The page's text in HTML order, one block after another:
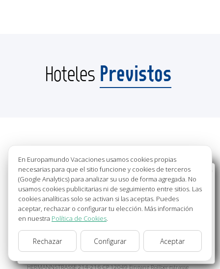
Hoteles Previstos
Hoteles Previstos
ABACUS TIERPARK****
Т.: 3051620
email: info@abacus-hotel.de
FRANZ METT STR 3-9
10319 BERLÍN
Т.: 30627800
HERMANNSTRASSE 214-216 CP 12049 Eingang Rollbergstrasse
Bienvenido a Europamundo Vacaciones, está usted
en el sitio internacional de:
Wellcome to Europamundo Vacations, your in the
international site of:
España
cambiar/change
En Europamundo Vacaciones usamos cookies propias
necesarias para que el sitio funcione y cookies de terceros
(Google Analytics) para analizar su uso de forma agregada. No
usamos cookies publicitarias ni de seguimiento entre sitios. Las
cookies analíticas solo se activan si las aceptas. Puedes
aceptar, rechazar o configurar tu elección. Más información
en nuestra Política de Cookies.
Rechazar Configurar Aceptar